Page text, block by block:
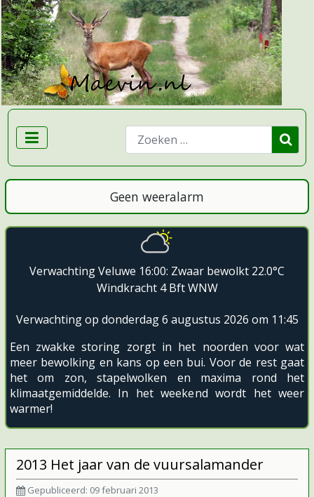
Zoeken
Geen weeralarm
Verwachting Veluwe 16:00: Zwaar bewolkt 22.0°C
Windkracht 4 Bft WNW
Verwachting op donderdag 6 augustus 2026 om 11:45
Een zwakke storing zorgt in het noorden voor wat
meer bewolking en kans op een bui. Voor de rest gaat
het om zon, stapelwolken en maxima rond het
klimaatgemiddelde. In het weekend wordt het weer
warmer!
2013 Het jaar van de vuursalamander
Gepubliceerd: 09 februari 2013